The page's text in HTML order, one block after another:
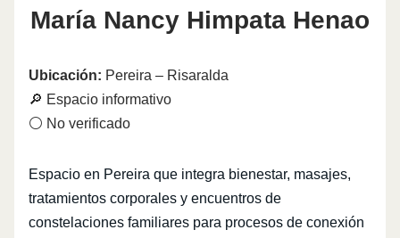
María Nancy Himpata Henao
Ubicación: Pereira – Risaralda
🔎 Espacio informativo
⚪ No verificado
Espacio en Pereira que integra bienestar, masajes,
tratamientos corporales y encuentros de
constelaciones familiares para procesos de conexión